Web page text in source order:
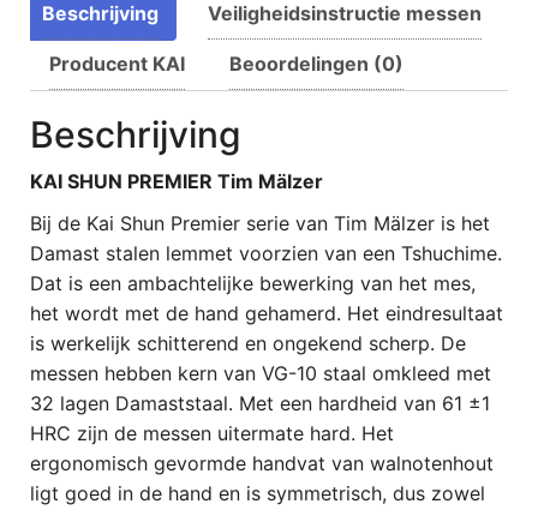
Beschrijving Veiligheidsinstructie messen
Producent KAI Beoordelingen (0)
Beschrijving
KAI SHUN PREMIER Tim Mälzer
Bij de Kai Shun Premier serie van Tim Mälzer is het
Damast stalen lemmet voorzien van een Tshuchime.
Dat is een ambachtelijke bewerking van het mes,
het wordt met de hand gehamerd. Het eindresultaat
is werkelijk schitterend en ongekend scherp. De
messen hebben kern van VG-10 staal omkleed met
32 lagen Damaststaal. Met een hardheid van 61 ±1
HRC zijn de messen uitermate hard. Het
ergonomisch gevormde handvat van walnotenhout
ligt goed in de hand en is symmetrisch, dus zowel